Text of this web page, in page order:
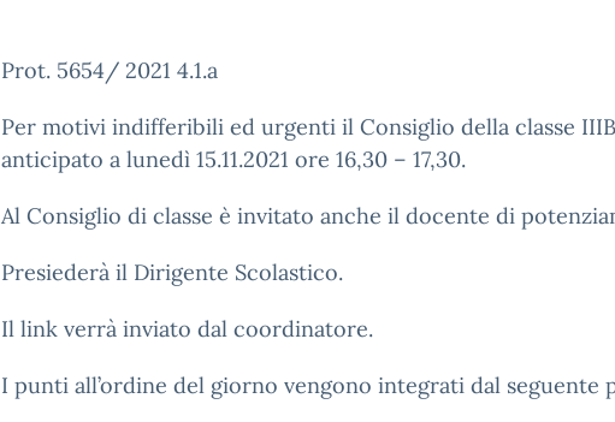
Prot. 5654/ 2021 4.1.a
Per motivi indifferibili ed urgenti il Consiglio della classe
anticipato a lunedì 15.11.2021 ore 16,30 – 17,30.
Al Consiglio di classe è invitato anche il docente di
Presiederà il Dirigente Scolastico.
Il link verrà inviato dal coordinatore.
I punti all’ordine del giorno vengono integrati dal seguente